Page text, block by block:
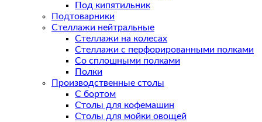
Под кипятильник
Подтоварники
Стеллажи нейтральные
Стеллажи на колесах
Стеллажи с перфорированными полками
Со сплошными полками
Полки
Производственные столы
С бортом
Столы для кофемашин
Столы для мойки овощей